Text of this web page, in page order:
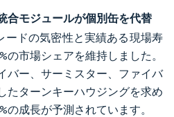
合モジュールが個別缶を代替
ードの気密性と実績ある現場寿
の市場シェアを維持しました。
バー、サーミスター、ファイバ
たターンキーハウジングを求め
の成長が予測されています。